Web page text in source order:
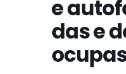
e
das e